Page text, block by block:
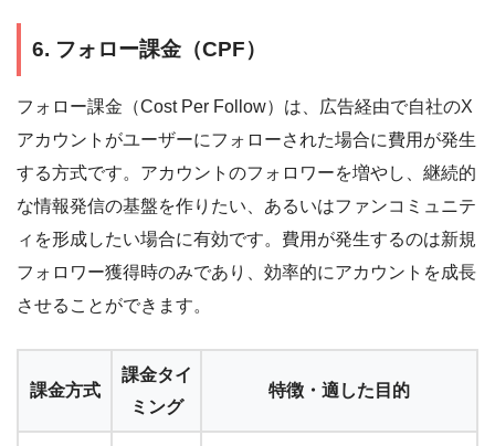
6. フォロー課金（CPF）
フォロー課金（Cost Per Follow）は、広告経由で自社のX
アカウントがユーザーにフォローされた場合に費用が発生
する方式です。アカウントのフォロワーを増やし、継続的
な情報発信の基盤を作りたい、あるいはファンコミュニテ
ィを形成したい場合に有効です。費用が発生するのは新規
フォロワー獲得時のみであり、効率的にアカウントを成長
させることができます。
課金方式
課金タイ
ミング
特徴・適した目的